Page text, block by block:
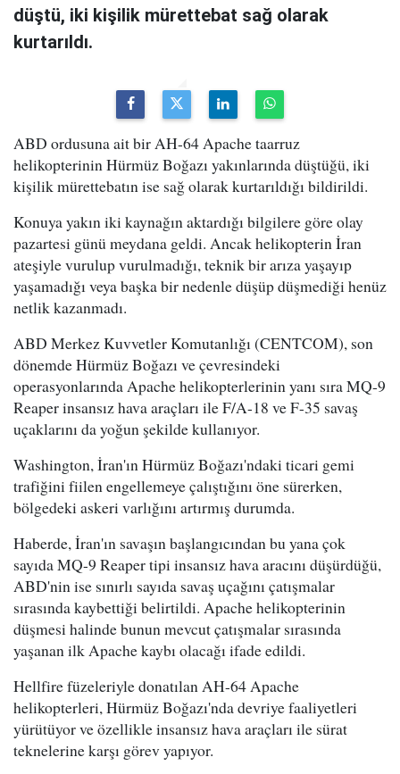
düştü, iki kişilik mürettebat sağ olarak
kurtarıldı.
ABD ordusuna ait bir AH-64 Apache taarruz
helikopterinin Hürmüz Boğazı yakınlarında düştüğü, iki
kişilik mürettebatın ise sağ olarak kurtarıldığı bildirildi.
Konuya yakın iki kaynağın aktardığı bilgilere göre olay
pazartesi günü meydana geldi. Ancak helikopterin İran
ateşiyle vurulup vurulmadığı, teknik bir arıza yaşayıp
yaşamadığı veya başka bir nedenle düşüp düşmediği henüz
netlik kazanmadı.
ABD Merkez Kuvvetler Komutanlığı (CENTCOM), son
dönemde Hürmüz Boğazı ve çevresindeki
operasyonlarında Apache helikopterlerinin yanı sıra MQ-9
Reaper insansız hava araçları ile F/A-18 ve F-35 savaş
uçaklarını da yoğun şekilde kullanıyor.
Washington, İran'ın Hürmüz Boğazı'ndaki ticari gemi
trafiğini fiilen engellemeye çalıştığını öne sürerken,
bölgedeki askeri varlığını artırmış durumda.
Haberde, İran'ın savaşın başlangıcından bu yana çok
sayıda MQ-9 Reaper tipi insansız hava aracını düşürdüğü,
ABD'nin ise sınırlı sayıda savaş uçağını çatışmalar
sırasında kaybettiği belirtildi. Apache helikopterinin
düşmesi halinde bunun mevcut çatışmalar sırasında
yaşanan ilk Apache kaybı olacağı ifade edildi.
Hellfire füzeleriyle donatılan AH-64 Apache
helikopterleri, Hürmüz Boğazı'nda devriye faaliyetleri
yürütüyor ve özellikle insansız hava araçları ile sürat
teknelerine karşı görev yapıyor.